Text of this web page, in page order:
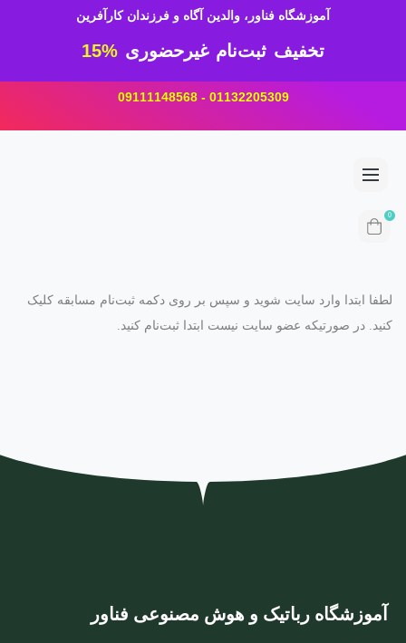
آموزشگاه فناور، والدین آگاه و فرزندان کارآفرین
تخفیف ثبت‌نام غیرحضوری 15%
01132205309 - 09111148568
0
لطفا ابتدا وارد سایت شوید و سپس بر روی دکمه ثبت‌نام مسابقه کلیک
کنید. در صورتیکه عضو سایت نیست ابتدا ثبت‌نام کنید.
آموزشگاه رباتیک و هوش مصنوعی فناور